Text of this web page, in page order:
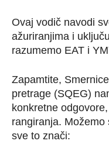
Ovaj vodič navodi
ažuriranjima i
razumemo EAT i
Zapamtite,
pretrage (SQEG)
konkretne
rangiranja.
sve to znači: